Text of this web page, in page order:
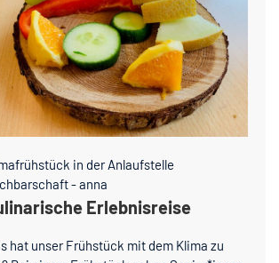
in der Anlaufstelle
- anna
Erlebnisreise
hat unser Frühstück mit dem Klima zu